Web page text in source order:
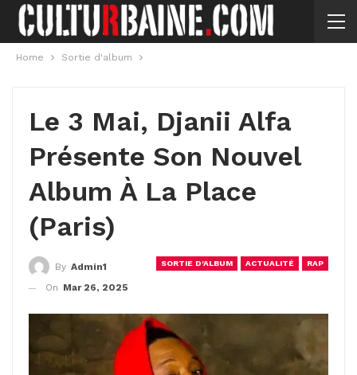
Home Sortie d'album
Le 3 Mai, Djanii Alfa
Présente Son Nouvel
Album À La Place
(Paris)
SORTIE D'ALBUM ACTUALITÉ RAP
By Admin1
On Mar 26, 2025